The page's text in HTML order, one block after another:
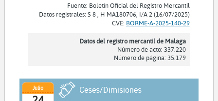
Fuente: Boletín Oficial del Registro Mercantil
Datos registrales: S 8 , H MA180706, I/A 2 (16/07/2025)
CVE: BORME-A-2025-140-29
Datos del registro mercantil de Malaga
Número de acto: 337.220
Número de página: 35.179
Julio Ceses/Dimisiones